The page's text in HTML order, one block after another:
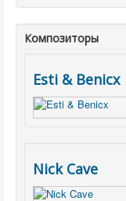
Композиторы
Esti & Benicx
Nick Cave